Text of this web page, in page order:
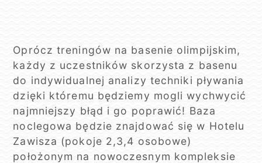
Oprócz treningów na basenie olimpijskim,
każdy z uczestników skorzysta z basenu
do indywidualnej analizy techniki pływania
dzięki któremu będziemy mogli wychwycić
najmniejszy błąd i go poprawić! Baza
noclegowa będzie znajdować się w Hotelu
Zawisza (pokoje 2,3,4 osobowe)
położonym na nowoczesnym kompleksie